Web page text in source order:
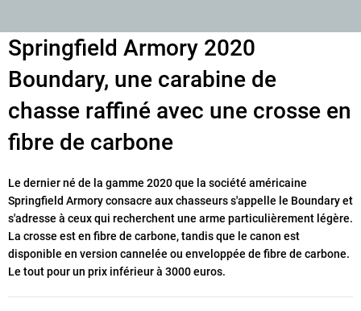
Springfield Armory 2020
Boundary, une carabine de
chasse raffiné avec une crosse en
fibre de carbone
Le dernier né de la gamme 2020 que la société américaine
Springfield Armory consacre aux chasseurs s'appelle le Boundary et
s'adresse à ceux qui recherchent une arme particulièrement légère.
La crosse est en fibre de carbone, tandis que le canon est
disponible en version cannelée ou enveloppée de fibre de carbone.
Le tout pour un prix inférieur à 3000 euros.